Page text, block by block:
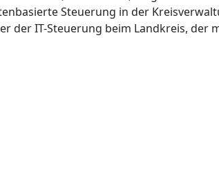
Steuerung in der
der IT-Steuerung beim Landkreis, der